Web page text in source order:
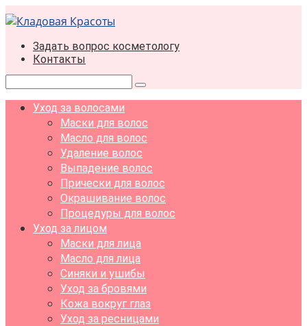
Перейти
к
контентуЗадать вопрос косметологу
Контакты
Поиск:
Уход за волосами
Маски для волос
Масло для волос
Удаление волос
Выпадение волос
Прически для волос
Окрашивание волос
Процедуры для волос
Уход за лицом
Маски для лица
Масло для лица
Синяки и ушибы
Уход за бровями
Кожа вокруг глаз
Уход за ресницами